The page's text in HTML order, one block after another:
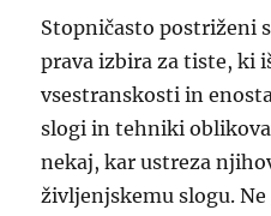
Stopničasto postriženi
prava izbira za tiste, ki
vsestranskosti in
slogi in tehniki
nekaj, kar ustreza
življenjskemu slogu.